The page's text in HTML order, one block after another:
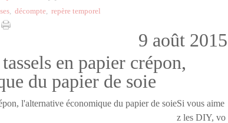
, décompte, repère temporel
9 août 2015
en papier crépon,
du papier de soie
Si vous aime
z les DIY, vo